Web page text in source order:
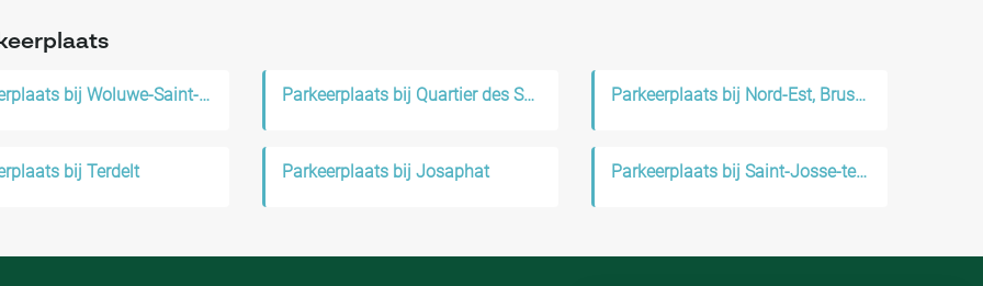
Parkeerplaats bij Woluwe-Saint-Lambert Parkeerplaats bij Quartier des Squares Parkeerplaats bij Nord-Est, Brussels
bij Terdelt Parkeerplaats bij Josaphat Parkeerplaats bij Saint-Josse-ten-Noode